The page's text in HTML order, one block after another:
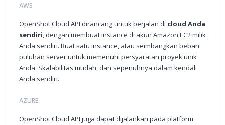
AWS
OpenShot Cloud API dirancang untuk berjalan di cloud Anda
sendiri, dengan membuat instance di akun Amazon EC2 milik
Anda sendiri. Buat satu instance, atau seimbangkan beban
puluhan server untuk memenuhi persyaratan proyek unik
Anda. Skalabilitas mudah, dan sepenuhnya dalam kendali
Anda sendiri.
AZURE
OpenShot Cloud API juga dapat dijalankan pada platform